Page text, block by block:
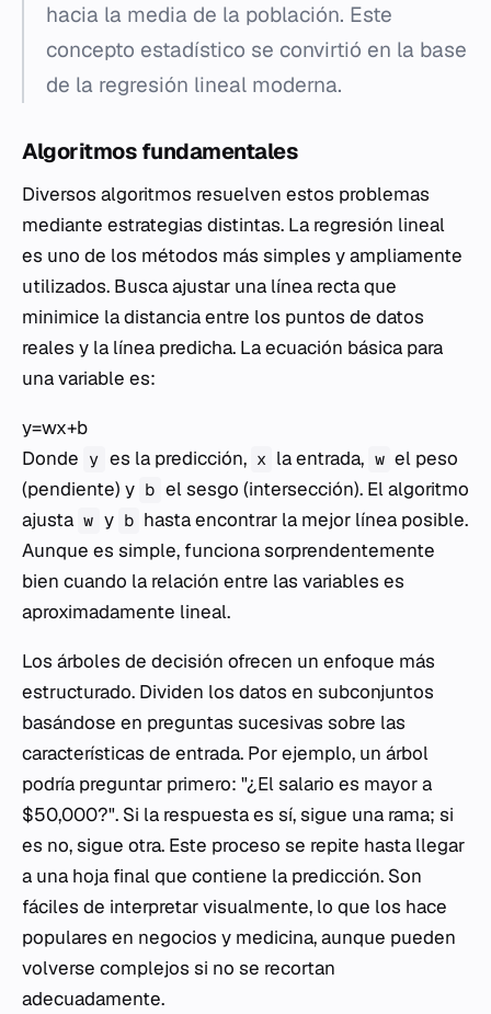
hacia la media de la población. Este
concepto estadístico se convirtió en la base
de la regresión lineal moderna.
Algoritmos fundamentales
Diversos algoritmos resuelven estos problemas
mediante estrategias distintas. La regresión lineal
es uno de los métodos más simples y ampliamente
utilizados. Busca ajustar una línea recta que
minimice la distancia entre los puntos de datos
reales y la línea predicha. La ecuación básica para
una variable es:
y=wx+b
Donde y es la predicción, x la entrada, w el peso
(pendiente) y b el sesgo (intersección). El algoritmo
ajusta w y b hasta encontrar la mejor línea posible.
Aunque es simple, funciona sorprendentemente
bien cuando la relación entre las variables es
aproximadamente lineal.
Los árboles de decisión ofrecen un enfoque más
estructurado. Dividen los datos en subconjuntos
basándose en preguntas sucesivas sobre las
características de entrada. Por ejemplo, un árbol
podría preguntar primero: "¿El salario es mayor a
$50,000?". Si la respuesta es sí, sigue una rama; si
es no, sigue otra. Este proceso se repite hasta llegar
a una hoja final que contiene la predicción. Son
fáciles de interpretar visualmente, lo que los hace
populares en negocios y medicina, aunque pueden
volverse complejos si no se recortan
adecuadamente.